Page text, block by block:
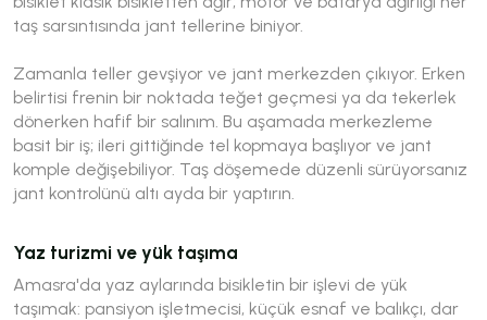
taş sarsıntısında jant tellerine biniyor.
Zamanla teller gevşiyor ve jant merkezden çıkıyor. Erken
belirtisi frenin bir noktada teğet geçmesi ya da tekerlek
dönerken hafif bir salınım. Bu aşamada merkezleme
basit bir iş; ileri gittiğinde tel kopmaya başlıyor ve jant
komple değişebiliyor. Taş döşemede düzenli sürüyorsanız
jant kontrolünü altı ayda bir yaptırın.
Yaz turizmi ve yük taşıma
Amasra'da yaz aylarında bisikletin bir işlevi de yük
taşımak: pansiyon işletmecisi, küçük esnaf ve balıkçı, dar